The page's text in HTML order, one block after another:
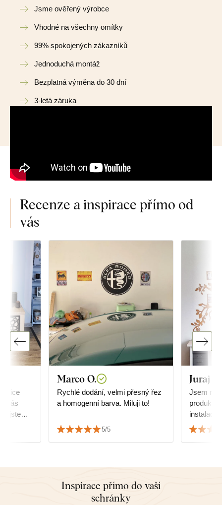
Jsme ověřený výrobce
Vhodné na všechny omítky
99% spokojených zákazníků
Jednoduchá montáž
Bezplatná výměna do 30 dní
3-letá záruka
Recenze a inspirace přímo od
vás
vás
jste
Marco O.
Rychlé dodání, velmi přesný řez
a homogenní barva. Miluji to!
5/5
Juraj
Jsem
instalace
jedničku.
Inspirace přímo do vaší
schránky